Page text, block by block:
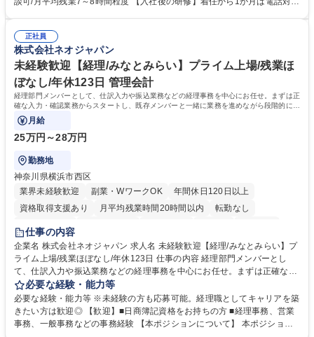
平均100件前後■メール・手紙：同上40件前後 募集職種 中野本社【お客様
相談室】お客様のお声をもとにより良い商品づくりへ貢献
すのでご安心ください。 【当社について】キリングループの広報機能を担
う会社として、お客様との出会いを大切にし、磨き上げたホスピタリティ
を込めてコミュニケーションをとりながら広報関連業務を行っておりま
す。 学歴・資格 学歴：大学院 大学 高専 短大 専修学校 高校 語学力： 資
格：
正社員
株式会社ネオジャパン
未経験歓迎【経理/みなとみらい】プライム上場/残業ほ
ぼなし/年休123日 管理会計
経理部門メンバーとして、仕訳入力や振込業務などの経理事務を中心にお任せ。まずは正
確な入力・確認業務からスタートし、既存メンバーと一緒に業務を進めながら段階的に経
理知識を身につけていただきます。
月給
25万円～28万円
勤務地
神奈川県横浜市西区
業界未経験歓迎
副業・WワークOK
年間休日120日以上
資格取得支援あり
月平均残業時間20時間以内
転勤なし
未経験者歓迎
完全週休2日制
交通費支給 駅近5分以内 土日祝休み
服装自由
寮・社宅あり
仕事の内容
企業名 株式会社ネオジャパン 求人名 未経験歓迎【経理/みなとみらい】プ
ライム上場/残業ほぼなし/年休123日 仕事の内容 経理部門メンバーとし
て、仕訳入力や振込業務などの経理事務を中心にお任せ。まずは正確な入
力・確認業務からスタートし、既存メンバーと一緒に業務を進めながら段
階的に経理知識を身につけていただきます。 【具体的には】 ■社内稟議に
基づく仕訳入力 ■月末の振込業務 ■明細作成 ■伝票処理、記帳業務 ■既存
メンバーの業務サポート 【将来的には】 ■月次決算補助 ■四半期・年次決
必要な経験・能力等
必要な経験・能力等 ※未経験の方も応募可能。経理職としてキャリアを築
きたい方は歓迎◎ 【歓迎】■日商簿記資格をお持ちの方 ■経理事務、営業
事務、一般事務などの事務経験 【本ポジションについて】 本ポジション